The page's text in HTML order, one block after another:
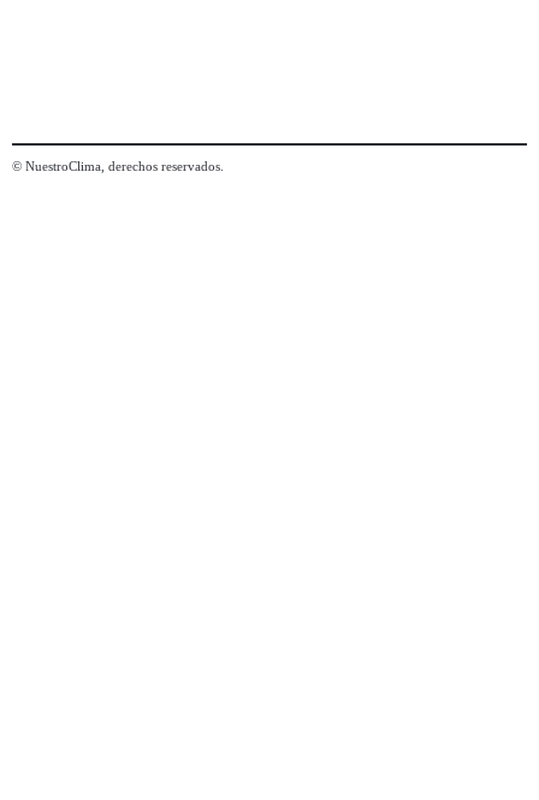
© NuestroClima, derechos reservados.